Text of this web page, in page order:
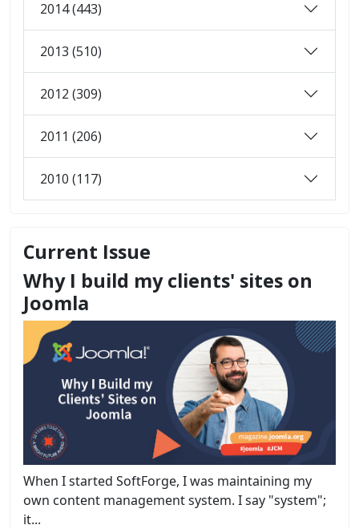
2014 (443)
2013 (510)
2012 (309)
2011 (206)
2010 (117)
Current Issue
Why I build my clients' sites on
Joomla
When I started SoftForge, I was maintaining my
own content management system. I say "system";
it...